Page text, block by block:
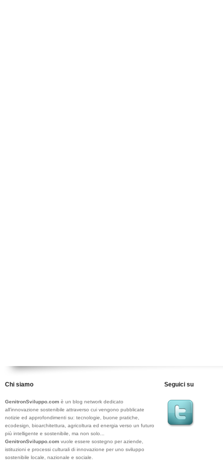
Chi siamo
GenitronSviluppo.com è un blog network dedicato
all’innovazione sostenibile attraverso cui vengono pubblicate
notizie ed approfondimenti su: tecnologie, buone pratiche,
ecodesign, bioarchitettura, agricoltura ed energia verso un futuro
più intelligente e sostenibile, ma non solo...
GenitronSviluppo.com vuole essere sostegno per aziende,
istituzioni e processi culturali di innovazione per uno sviluppo
sostenibile locale, nazionale e sociale.
Seguici su